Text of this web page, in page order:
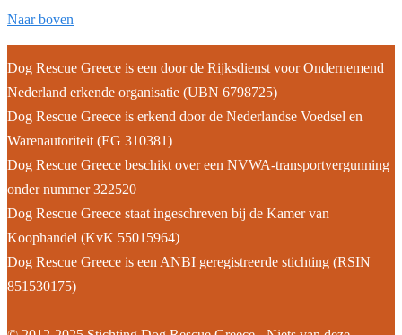
Naar boven
Dog Rescue Greece is een door de Rijksdienst voor Ondernemend
Nederland erkende organisatie (UBN 6798725)
Dog Rescue Greece is erkend door de Nederlandse Voedsel en
Warenautoriteit (EG 310381)
Dog Rescue Greece beschikt over een NVWA-transportvergunning
onder nummer 322520
Dog Rescue Greece staat ingeschreven bij de Kamer van
Koophandel (KvK 55015964)
Dog Rescue Greece is een ANBI geregistreerde stichting (RSIN
851530175)